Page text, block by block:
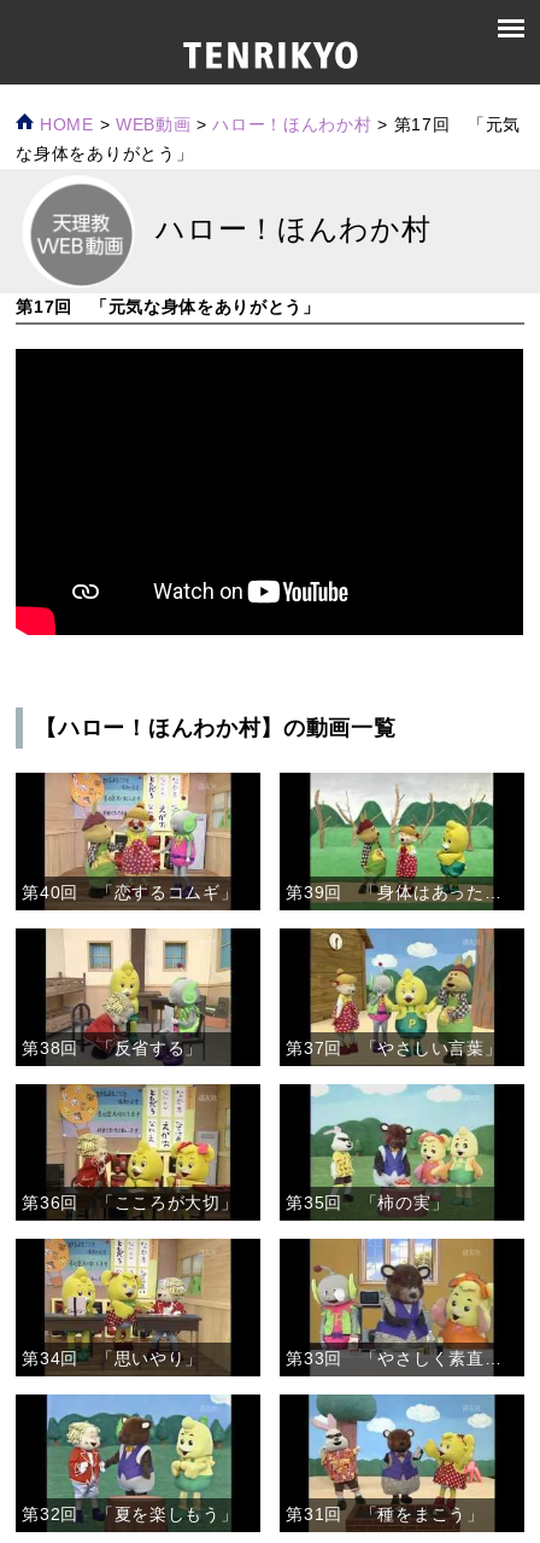
HOME > WEB動画 >ハロー！ほんわか村 > 第17回 「元気
な身体をありがとう」
ハロー！ほんわか村
第17回 「元気な身体をありがとう」
【ハロー！ほんわか村】の動画一覧
第40回 「恋するコムギ」
第38回 「反省する」 第37回 「やさしい言葉」
第36回 「こころが大切」 第35回 「柿の実」
第34回 「思いやり」
第32回 「夏を楽しもう」 第31回 「種をまこう」